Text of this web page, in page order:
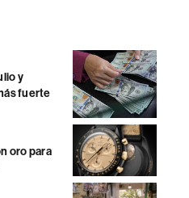
y
fuerte
oro para